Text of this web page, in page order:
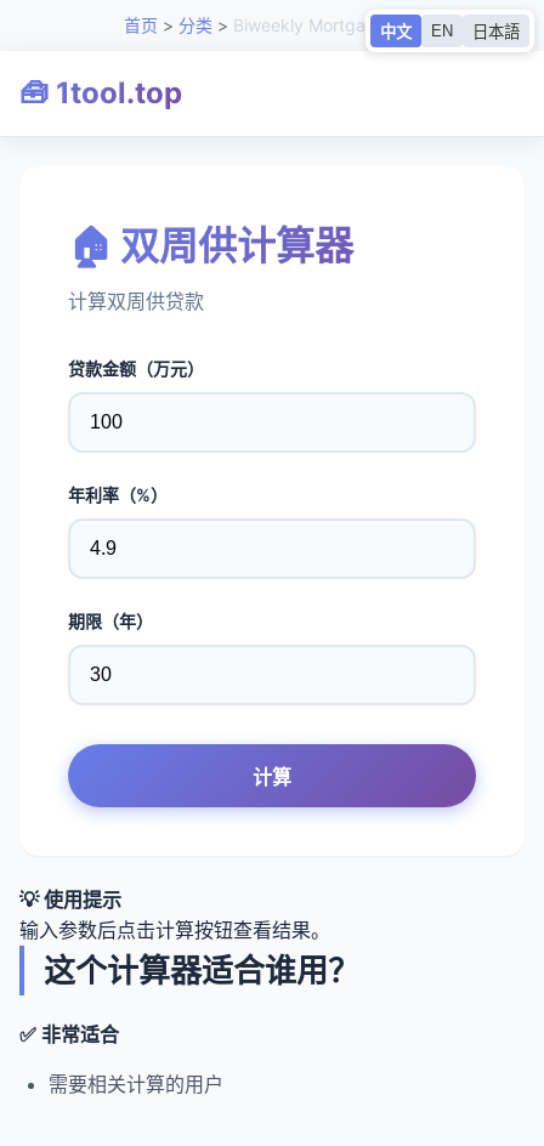
中文 EN 日本語
首页 > 分类 > Biweekly Mortgage工具
🧰 1tool.top
🏠 双周供计算器
计算双周供贷款
贷款金额（万元）
年利率（%）
期限（年）
计算
💡 使用提示
输入参数后点击计算按钮查看结果。
这个计算器适合谁用？
✅ 非常适合
需要相关计算的用户